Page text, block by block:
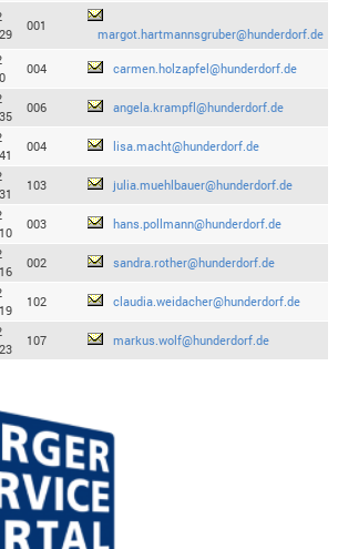
001
margot.hartmannsgruber@hunderdorf.de
004 carmen.holzapfel@hunderdorf.de
006 angela.krampfl@hunderdorf.de
004 lisa.macht@hunderdorf.de
103 julia.muehlbauer@hunderdorf.de
003 hans.pollmann@hunderdorf.de
002 sandra.rother@hunderdorf.de
102 claudia.weidacher@hunderdorf.de
107 markus.wolf@hunderdorf.de